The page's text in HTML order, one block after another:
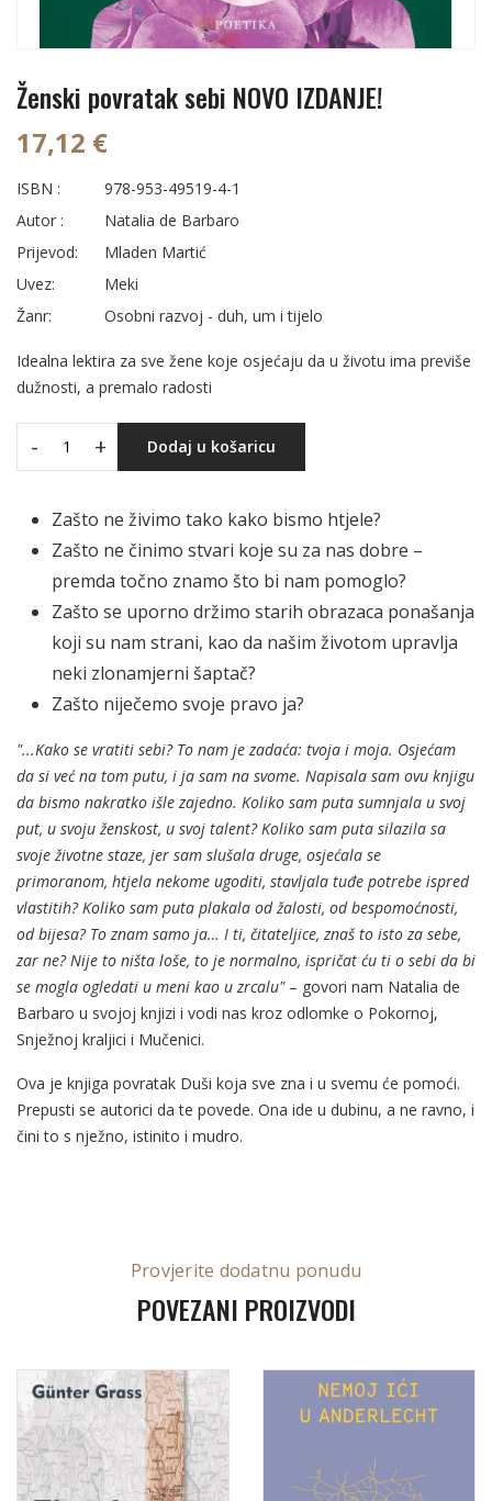
Ženski povratak sebi NOVO IZDANJE!
17,12 €
ISBN :
978-953-49519-4-1
Autor :
Natalia de Barbaro
Prijevod:
Mladen Martić
Uvez:
Meki
Žanr:
Osobni razvoj - duh, um i tijelo
Idealna lektira za sve žene koje osjećaju da u životu ima previše
dužnosti, a premalo radosti
- + Dodaj u košaricu
Zašto ne živimo tako kako bismo htjele?
Zašto ne činimo stvari koje su za nas dobre –
premda točno znamo što bi nam pomoglo?
Zašto se uporno držimo starih obrazaca ponašanja
koji su nam strani, kao da našim životom upravlja
neki zlonamjerni šaptač?
Zašto niječemo svoje pravo ja?
"...Kako se vratiti sebi? To nam je zadaća: tvoja i moja. Osjećam
da si već na tom putu, i ja sam na svome. Napisala sam ovu knjigu
da bismo nakratko išle zajedno. Koliko sam puta sumnjala u svoj
put, u svoju ženskost, u svoj talent? Koliko sam puta silazila sa
svoje životne staze, jer sam slušala druge, osjećala se
primoranom, htjela nekome ugoditi, stavljala tuđe potrebe ispred
vlastitih? Koliko sam puta plakala od žalosti, od bespomoćnosti,
od bijesa? To znam samo ja… I ti, čitateljice, znaš to isto za sebe,
zar ne? Nije to ništa loše, to je normalno, ispričat ću ti o sebi da bi
se mogla ogledati u meni kao u zrcalu"– govori nam Natalia de
Barbaro u svojoj knjizi i vodi nas kroz odlomke o Pokornoj,
Snježnoj kraljici i Mučenici.
Ova je knjiga povratak Duši koja sve zna i u svemu će pomoći.
Prepusti se autorici da te povede. Ona ide u dubinu, a ne ravno, i
čini to s nježno, istinito i mudro.
Provjerite dodatnu ponudu
POVEZANI PROIZVODI